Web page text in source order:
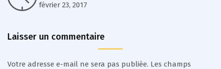
février 23, 2017
Laisser un commentaire
Votre adresse e-mail ne sera pas publiée. Les champs